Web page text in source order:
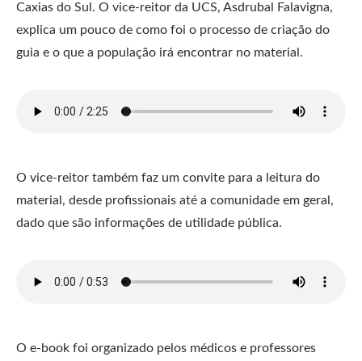
Caxias do Sul. O vice-reitor da UCS, Asdrubal Falavigna,
explica um pouco de como foi o processo de criação do
guia e o que a população irá encontrar no material.
O vice-reitor também faz um convite para a leitura do
material, desde profissionais até a comunidade em geral,
dado que são informações de utilidade pública.
O e-book foi organizado pelos médicos e professores